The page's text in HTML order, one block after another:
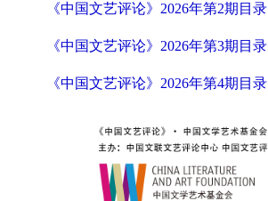
《中国文艺评论》2026年第2期目录
《中国文艺评论》2026年第3期目录
《中国文艺评论》2026年第4期目录